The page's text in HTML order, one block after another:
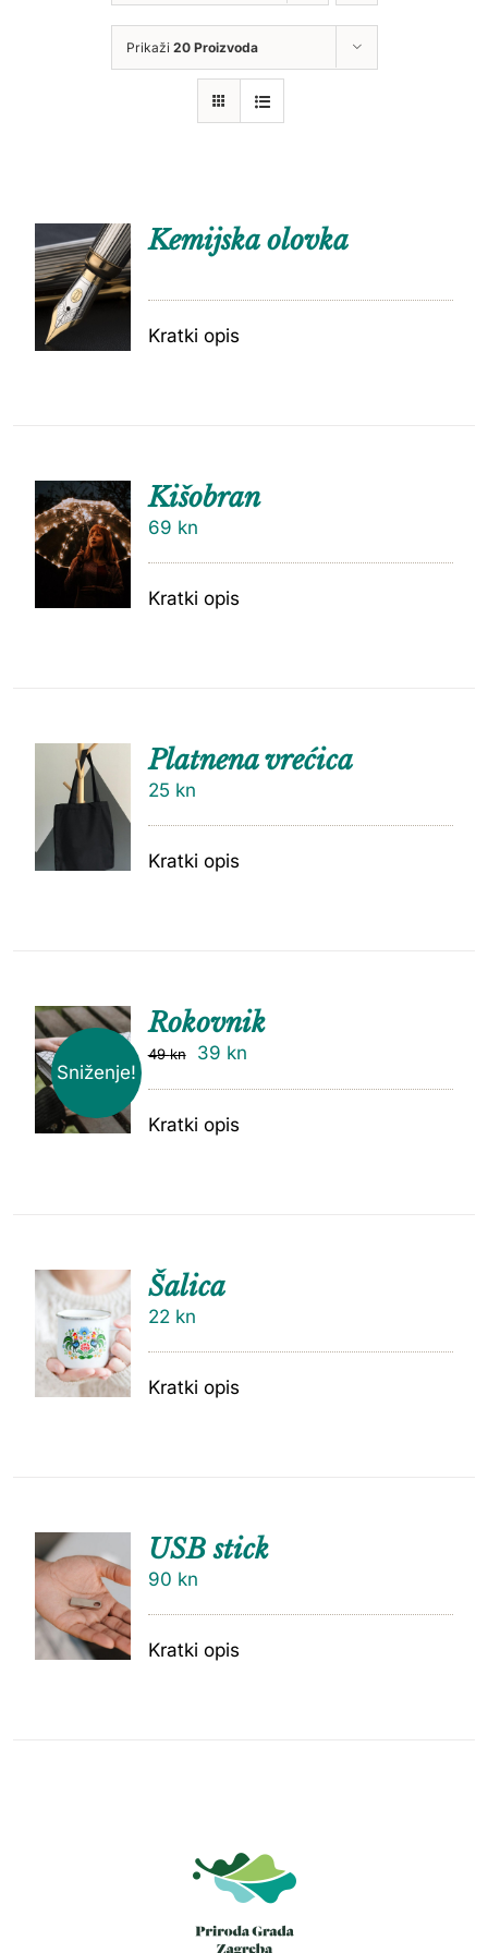
Prikaži 20 Proizvoda
Kemijska olovka
Kratki opis
DODAJ
U
KOŠARI
Kišobran
69 kn
Kratki opis
DODAJ
Platnena vrećica
25 kn
Kratki opis
Sniženje!
DODAJ
Rokovnik
49kn 39 kn
Kratki opis
DODAJ
U
KOŠARI
CU
Šalica
22 kn
Kratki opis
DODAJ
CU
USB stick
90 kn
Kratki opis